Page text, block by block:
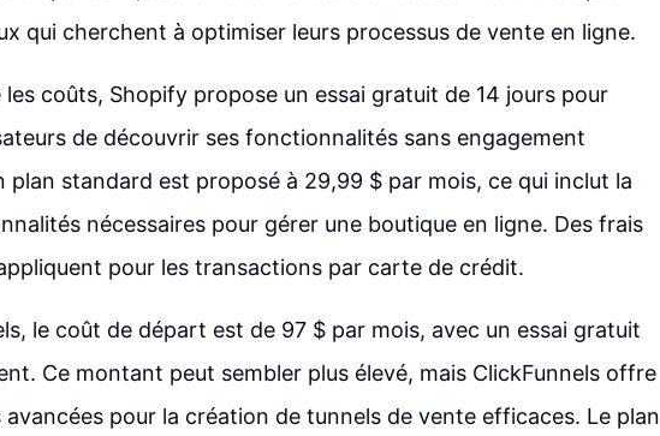
qui cherchent à optimiser leurs processus de vente en ligne.
les coûts, Shopify propose un essai gratuit de 14 jours pour
de découvrir ses fonctionnalités sans engagement
plan standard est proposé à 29,99 $ par mois, ce qui inclut la
nécessaires pour gérer une boutique en ligne. Des frais
pour les transactions par carte de crédit.
le coût de départ est de 97 $ par mois, avec un essai gratuit
Ce montant peut sembler plus élevé, mais ClickFunnels offre
pour la création de tunnels de vente efficaces. Le plan